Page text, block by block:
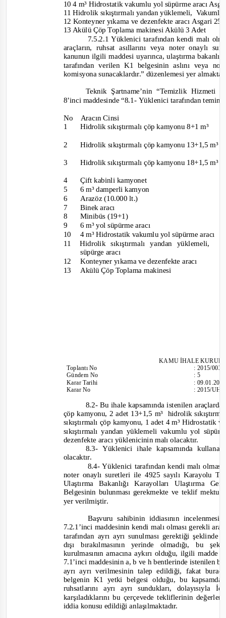
10 4 m³ Hidrostatik vakumlu yol süpürme aracı
11 Hidrolik sıkıştırmalı yandan yüklemeli, Vakumlu
12 Konteyner yıkama ve dezenfekte aracı Asgari
13 Akülü Çöp Toplama makinesi Akülü 3 Adet
7.5.2.1 Yüklenici tarafından kendi malı
araçların, ruhsat asıllarını veya noter onaylı
kanunun ilgili maddesi uyarınca, ulaştırma
tarafından verilen K1 belgesinin aslını veya
komisyona sunacaklardır.” düzenlemesi yer
Teknik Şartname’nin “Temizlik Hizmeti
8’inci maddesinde“8.1- Yüklenici tarafından temin
No Aracın Cinsi
1
2
3
Hidrolik sıkıştırmalı çöp kamyonu 8+1 m³
Hidrolik sıkıştırmalı çöp kamyonu 13+1,5 m³
Hidrolik sıkıştırmalı çöp kamyonu 18+1,5 m³
4
5
6
7
8
9
Çift kabinli kamyonet
6 m³ damperli kamyon
Arazöz (10.000 lt.)
Binek aracı
Minibüs (19+1)
6 m³ yol süpürme aracı
10 4 m³ Hidrostatik vakumlu yol süpürme aracı
11Hidrolik sıkıştırmalı yandan yüklemeli,
süpürge aracı
12 Konteyner yıkama ve dezenfekte aracı
13 Akülü Çöp Toplama makinesi
KAMU İHALE
ToplantıNo
Gündem No
Karar Tarihi
Karar No
:2015/003
:5
:
:2015/
8.2-Bu ihale kapsamında istenilen
çöp kamyonu, 2 adet 13+1,5 m³
hidrolik
sıkıştırmalı çöp kamyonu, 1 adet 4 m³
sıkıştırmalı yandan yüklemeli vakumlu yol
dezenfekte aracı yüklenicinin malı olacaktır.
8.3- Yüklenici ihale kapsamında
olacaktır.
8.4-Yüklenici tarafından kendi malı
noter onaylı suretleri ile 4925 sayılı Karayolu
Ulaştırma Bakanlığı Karayolları Ulaştırma
Belgesinin bulunması gerekmekte ve teklif
yer verilmiştir.
Başvuru sahibinin iddiasının
7.2.1’inci maddesinin kendi malı olması gerekli
tarafından ayrı ayrı sunulması gerektiği
dışı bırakılmasının yerinde olmadığı, bu
kurulmasının amacına aykırı olduğu, ilgili
7.1’inci maddesinin a, b ve h bentlerinde istenilen
ayrı ayrı verilmesinin talep edildiği, fakat
belgenin K1 yetki belgesi olduğu, bu
ruhsatlarını ayrı ayrı sundukları,
karşıladıklarını bu çerçevede tekliflerinin
iddia konusu edildiği anlaşılmaktadır.